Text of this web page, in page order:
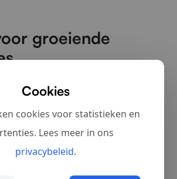
groeiende
overzicht, betere
flexibele digitale werkwijze
CRM alternatief vaak de
eenvoud en functionaliteit.
Cookies
cookies voor statistieken en
Lees meer in ons
privacybeleid.